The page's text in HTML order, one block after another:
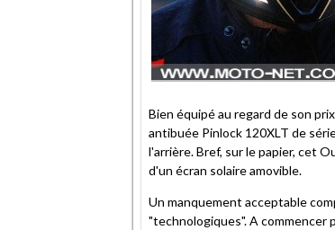
Bien équipé au regard de son
antibuée Pinlock 120XLT de
l'arrière. Bref, sur le papier, cet
d'un écran solaire amovible.
Un manquement acceptable
"technologiques". A commencer